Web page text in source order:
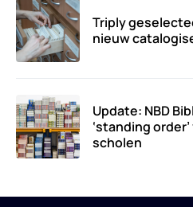
Triply
nieuw
Update: NBD
‘standing
scholen